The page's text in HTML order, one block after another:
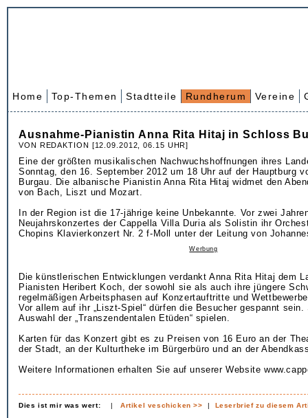
Home Top-Themen Stadtteile Rundherum Vereine
Ausnahme-Pianistin Anna Rita Hitaj in Schloss
VON REDAKTION [12.09.2012, 06.15 UHR]
Eine der größten musikalischen Nachwuchshoffnungen ihres
Sonntag, den 16. September 2012 um 18 Uhr auf der Hauptburg
Burgau. Die albanische Pianistin Anna Rita Hitaj widmet den
von Bach, Liszt und Mozart.
In der Region ist die 17-jährige keine Unbekannte. Vor zwei
Neujahrskonzertes der Cappella Villa Duria als Solistin ihr
Chopins Klavierkonzert Nr. 2 f-Moll unter der Leitung von
Werbung
Die künstlerischen Entwicklungen verdankt Anna Rita Hitaj dem
Pianisten Heribert Koch, der sowohl sie als auch ihre jüngere
regelmäßigen Arbeitsphasen auf Konzertauftritte und
Vor allem auf ihr „Liszt-Spiel“ dürfen die Besucher gespannt sein.
Auswahl der „Transzendentalen Etüden“ spielen.
Karten für das Konzert gibt es zu Preisen von 16 Euro an der
der Stadt, an der Kulturtheke im Bürgerbüro und an der
Weitere Informationen erhalten Sie auf unserer Website
Dies ist mir was wert: |Artikel veschicken >> | Leserbrief zu diesem